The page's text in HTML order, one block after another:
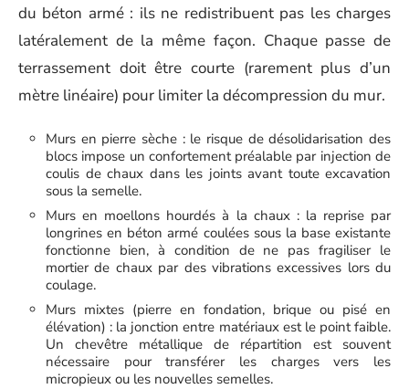
du béton armé : ils ne redistribuent pas les charges
latéralement de la même façon. Chaque passe de
terrassement doit être courte (rarement plus d’un
mètre linéaire) pour limiter la décompression du mur.
Murs en pierre sèche : le risque de désolidarisation des
blocs impose un confortement préalable par injection de
coulis de chaux dans les joints avant toute excavation
sous la semelle.
Murs en moellons hourdés à la chaux : la reprise par
longrines en béton armé coulées sous la base existante
fonctionne bien, à condition de ne pas fragiliser le
mortier de chaux par des vibrations excessives lors du
coulage.
Murs mixtes (pierre en fondation, brique ou pisé en
élévation) : la jonction entre matériaux est le point faible.
Un chevêtre métallique de répartition est souvent
nécessaire pour transférer les charges vers les
micropieux ou les nouvelles semelles.